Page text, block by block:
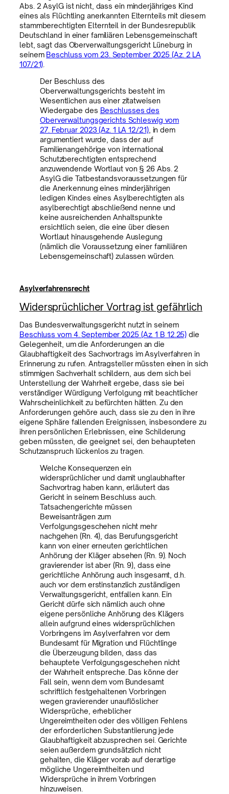
Abs. 2 AsylG ist nicht, dass ein minderjähriges Kind
eines als Flüchtling anerkannten Elternteils mit diesem
stammberechtigten Elternteil in der Bundesrepublik
Deutschland in einer familiären Lebensgemeinschaft
lebt, sagt das Oberverwaltungsgericht Lüneburg in
seinem Beschluss vom 23. September 2025 (Az. 2 LA
107/21).
Der Beschluss des
Oberverwaltungsgerichts besteht im
Wesentlichen aus einer zitatweisen
Wiedergabe des Beschlusses des
Oberverwaltungsgerichts Schleswig vom
27. Februar 2023 (Az. 1 LA 12/21), in dem
argumentiert wurde, dass der auf
Familienangehörige von international
Schutzberechtigten entsprechend
anzuwendende Wortlaut von § 26 Abs. 2
AsylG die Tatbestandsvoraussetzungen für
die Anerkennung eines minderjährigen
ledigen Kindes eines Asylberechtigten als
asylberechtigt abschließend nenne und
keine ausreichenden Anhaltspunkte
ersichtlich seien, die eine über diesen
Wortlaut hinausgehende Auslegung
(nämlich die Voraussetzung einer familiären
Lebensgemeinschaft) zulassen würden.
Asylverfahrensrecht
Widersprüchlicher Vortrag ist gefährlich
Das Bundesverwaltungsgericht nutzt in seinem
Beschluss vom 4. September 2025 (Az. 1 B 12.25) die
Gelegenheit, um die Anforderungen an die
Glaubhaftigkeit des Sachvortrags im Asylverfahren in
Erinnerung zu rufen. Antragsteller müssten einen in sich
stimmigen Sachverhalt schildern, aus dem sich bei
Unterstellung der Wahrheit ergebe, dass sie bei
verständiger Würdigung Verfolgung mit beachtlicher
Wahrscheinlichkeit zu befürchten hätten. Zu den
Anforderungen gehöre auch, dass sie zu den in ihre
eigene Sphäre fallenden Ereignissen, insbesondere zu
ihren persönlichen Erlebnissen, eine Schilderung
geben müssten, die geeignet sei, den behaupteten
Schutzanspruch lückenlos zu tragen.
Welche Konsequenzen ein
widersprüchlicher und damit unglaubhafter
Sachvortrag haben kann, erläutert das
Gericht in seinem Beschluss auch.
Tatsachengerichte müssen
Beweisanträgen zum
Verfolgungsgeschehen nicht mehr
nachgehen (Rn. 4), das Berufungsgericht
kann von einer erneuten gerichtlichen
Anhörung der Kläger absehen (Rn. 9). Noch
gravierender ist aber (Rn. 9), dass eine
gerichtliche Anhörung auch insgesamt, d.h.
auch vor dem erstinstanzlich zuständigen
Verwaltungsgericht, entfallen kann. Ein
Gericht dürfe sich nämlich auch ohne
eigene persönliche Anhörung des Klägers
allein aufgrund eines widersprüchlichen
Vorbringens im Asylverfahren vor dem
Bundesamt für Migration und Flüchtlinge
die Überzeugung bilden, dass das
behauptete Verfolgungsgeschehen nicht
der Wahrheit entspreche. Das könne der
Fall sein, wenn dem vom Bundesamt
schriftlich festgehaltenen Vorbringen
wegen gravierender unauflöslicher
Widersprüche, erheblicher
Ungereimtheiten oder des völligen Fehlens
der erforderlichen Substantiierung jede
Glaubhaftigkeit abzusprechen sei. Gerichte
seien außerdem grundsätzlich nicht
gehalten, die Kläger vorab auf derartige
mögliche Ungereimtheiten und
Widersprüche in ihrem Vorbringen
hinzuweisen.